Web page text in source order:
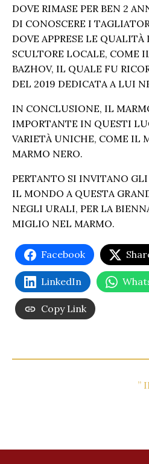
DOVE RIMASE PER BEN 2
DI CONOSCERE I
DOVE APPRESE LE
SCULTORE LOCALE, COME
BAZHOV, IL QUALE FU
DEL 2019 DEDICATA A LUI
IN CONCLUSIONE, IL
IMPORTANTE IN QUESTI
VARIETÀ UNICHE, COME IL
MARMO NERO.
PERTANTO SI INVITANO
IL MONDO A QUESTA
NEGLI URALI, PER LA
MIGLIO NEL MARMO.
Facebook
LinkedIn
Copy Link
”